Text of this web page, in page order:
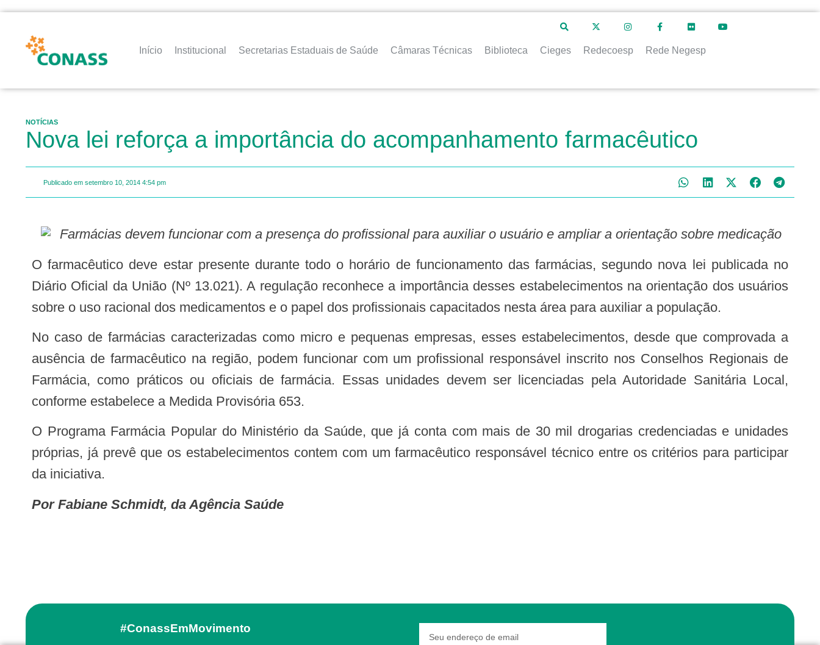
Início Institucional Secretarias Estaduais de Saúde Câmaras Técnicas Biblioteca Cieges Redecoesp Rede Negesp
NOTÍCIAS
Nova lei reforça a importância do acompanhamento farmacêutico
Publicado em setembro 10, 2014 4:54 pm
Farmácias devem funcionar com a presença do profissional para auxiliar o usuário e ampliar a orientação sobre medicação
O farmacêutico deve estar presente durante todo o horário de funcionamento das farmácias, segundo nova lei publicada no
Diário Oficial da União (Nº 13.021). A regulação reconhece a importância desses estabelecimentos na orientação dos usuários
sobre o uso racional dos medicamentos e o papel dos profissionais capacitados nesta área para auxiliar a população.
No caso de farmácias caracterizadas como micro e pequenas empresas, esses estabelecimentos, desde que comprovada a
ausência de farmacêutico na região, podem funcionar com um profissional responsável inscrito nos Conselhos Regionais de
Farmácia, como práticos ou oficiais de farmácia. Essas unidades devem ser licenciadas pela Autoridade Sanitária Local,
conforme estabelece a Medida Provisória 653.
O Programa Farmácia Popular do Ministério da Saúde, que já conta com mais de 30 mil drogarias credenciadas e unidades
próprias, já prevê que os estabelecimentos contem com um farmacêutico responsável técnico entre os critérios para participar
da iniciativa.
Por Fabiane Schmidt, da Agência Saúde
#ConassEmMovimento